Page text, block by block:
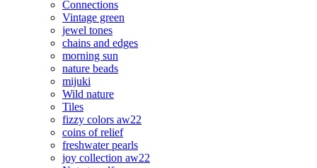
Connections
Vintage green
jewel tones
chains and edges
morning sun
nature beads
mijuki
Wild nature
Tiles
fizzy colors aw22
coins of relief
freshwater pearls
joy collection aw22